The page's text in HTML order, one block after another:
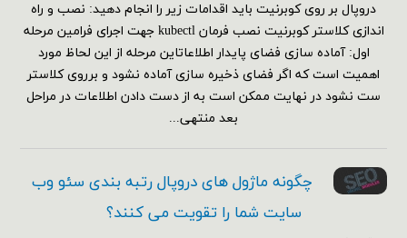
دروپال بر روی کوبرنیت باید اقدامات زیر را انجام دهید: نصب و راه
اندازی کلاستر کوبرنیت نصب فرمان kubectl جهت اجرای فرامین مرحله
اول: آماده سازی فضای پایدار اطلاعاتاین مرحله از این لحاظ مورد
اهمیت است که اگر فضای ذخیره سازی آماده نشود و برروی کلاستر
ست نشود در نهایت ممکن است به از دست دادن اطلاعات در مراحل
بعد منتهی...
چگونه ماژول های دروپال رتبه بندی سئو وب
سایت شما را تقویت می کنند؟